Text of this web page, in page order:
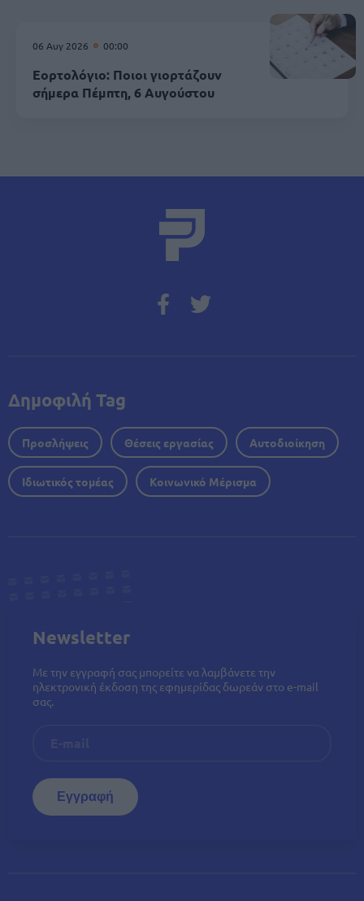
06 Αυγ 2026 00:00
Εορτολόγιο: Ποιοι γιορτάζουν
σήμερα Πέμπτη, 6 Αυγούστου
Δημοφιλή Tag
Προσλήψεις Θέσεις εργασίας Αυτοδιοίκηση
Ιδιωτικός τομέας Κοινωνικό Μέρισμα
Newsletter
Με την εγγραφή σας μπορείτε να λαμβάνετε την
ηλεκτρονική έκδοση της εφημερίδας δωρεάν στο e-mail
σας.